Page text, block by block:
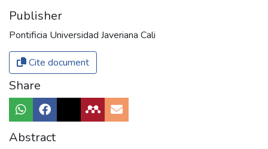
Publisher
Pontificia Universidad Javeriana Cali
Cite document
Share
Abstract